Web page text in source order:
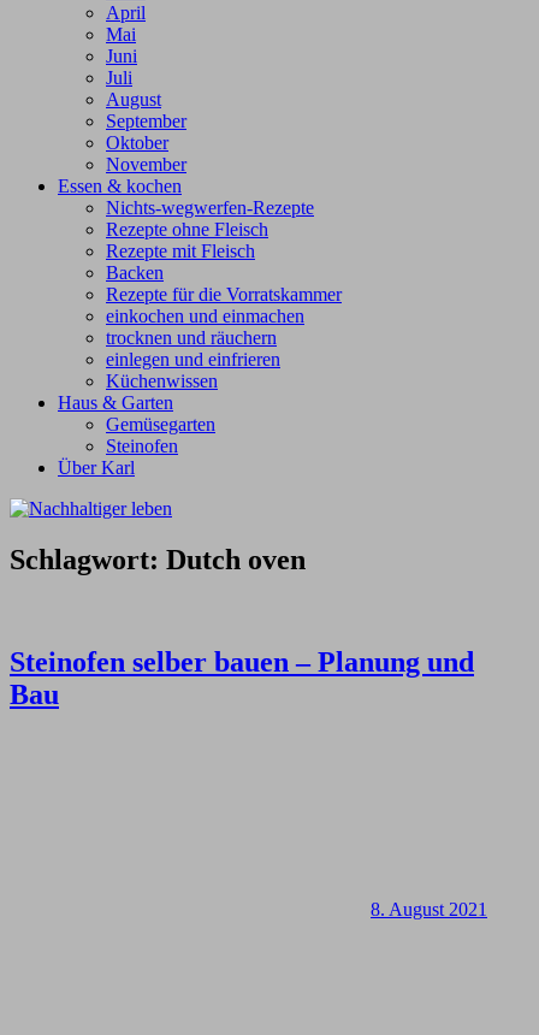
April
Mai
Juni
Juli
August
September
Oktober
November
Essen & kochen
Nichts-wegwerfen-Rezepte
Rezepte ohne Fleisch
Rezepte mit Fleisch
Backen
Rezepte für die Vorratskammer
einkochen und einmachen
trocknen und räuchern
einlegen und einfrieren
Küchenwissen
Haus & Garten
Gemüsegarten
Steinofen
Über Karl
Schlagwort: Dutch oven
Steinofen selber bauen – Planung und
Bau
8. August 2021